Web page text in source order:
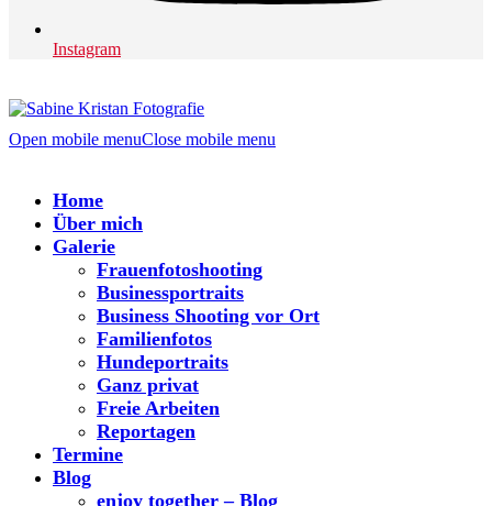
Instagram
Open mobile menuClose mobile menu
Home
Über mich
Galerie
Frauenfotoshooting
Businessportraits
Business Shooting vor Ort
Familienfotos
Hundeportraits
Ganz privat
Freie Arbeiten
Reportagen
Termine
Blog
enjoy together – Blog